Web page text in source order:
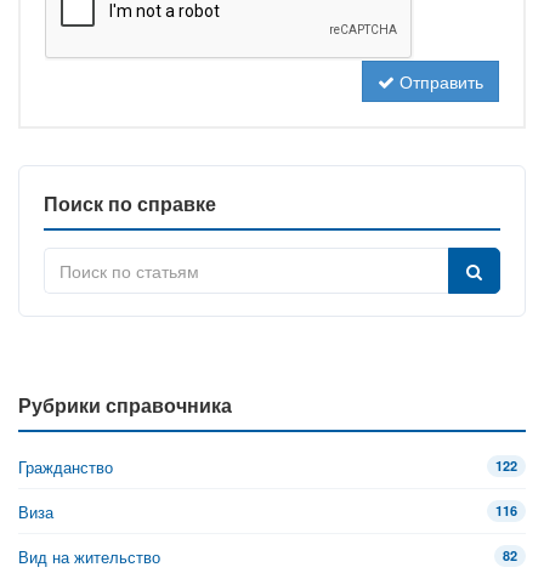
Отправить
Поиск по справке
Рубрики справочника
Гражданство 122
Виза 116
Вид на жительство 82